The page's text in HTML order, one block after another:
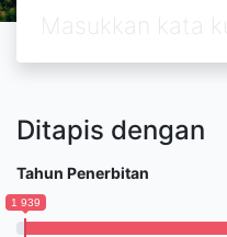
Ditapis dengan
Tahun Penerbitan
1 939